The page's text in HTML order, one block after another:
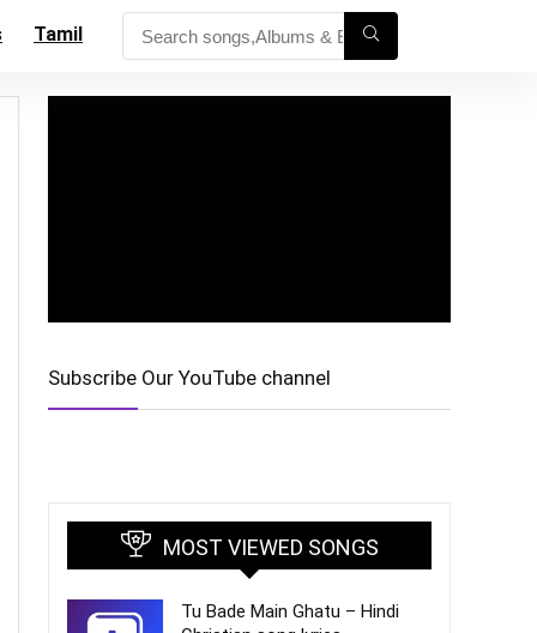
Tamil
Subscribe Our YouTube channel
MOST VIEWED SONGS
Tu Bade Main Ghatu – Hindi